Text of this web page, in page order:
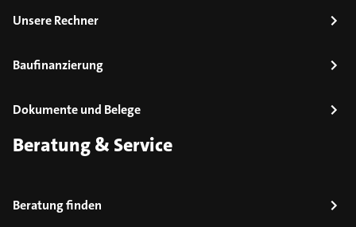
Unsere Rechner
Baufinanzierung
Dokumente und Belege
Beratung & Service
Beratung finden